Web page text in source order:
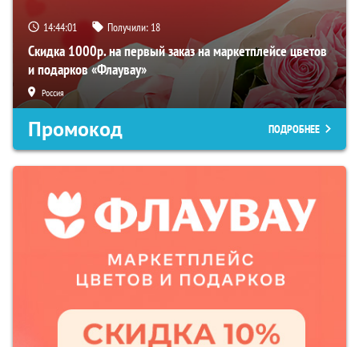
14:44:00 Получили: 18
Скидка 1000р. на первый заказ на маркетплейсе цветов
и подарков «Флаувау»
Россия
Промокод ПОДРОБНЕЕ